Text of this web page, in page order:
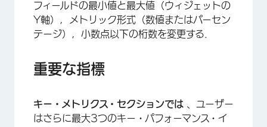
フィールドの最小値と最大値（ウィジェットの
Y軸），メトリック形式（数値またはパーセン
テージ），小数点以下の桁数を変更する．
重要な指標
キー・メトリクス・セクションでは
、ユーザー
はさらに最大3つのキー・パフォーマンス・イ